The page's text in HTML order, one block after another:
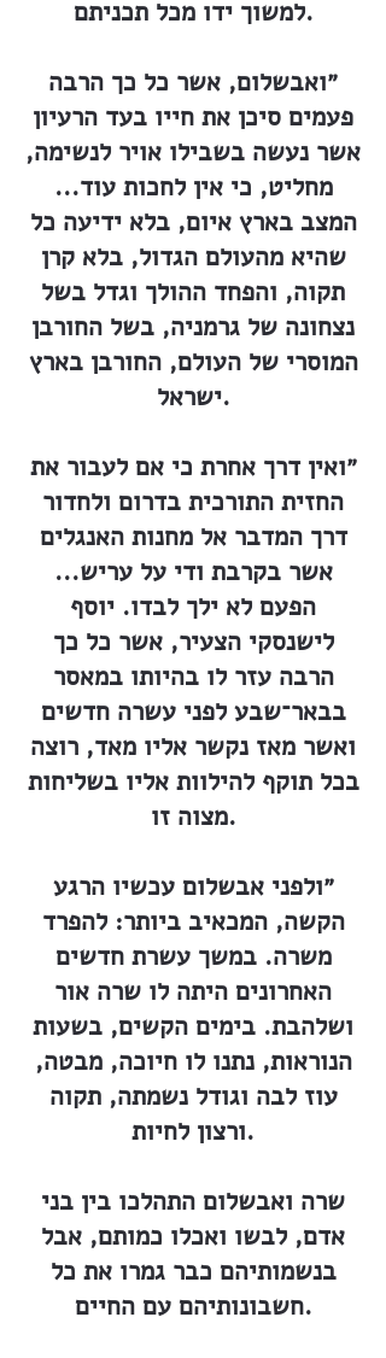
למשוך ידו מכל תכניתם.
״ואבשלום, אשר כל כך הרבה
פעמים סיכן את חייו בעד הרעיון
אשר נעשה בשבילו אויר לנשימה,
מחליט, כי אין לחכות עוד...
המצב בארץ איום, בלא ידיעה כל
שהיא מהעולם הגדול, בלא קרן
תקוה, והפחד ההולך וגדל בשל
נצחונה של גרמניה, בשל החורבן
המוסרי של העולם, החורבן בארץ
ישראל.
״ואין דרך אחרת כי אם לעבור את
החזית התורכית בדרום ולחדור
דרך המדבר אל מחנות האנגלים
אשר בקרבת ודי על עריש...
הפעם לא ילך לבדו. יוסף
לישנסקי הצעיר, אשר כל כך
הרבה עזר לו בהיותו במאסר
בבאר־שבע לפני עשרה חדשים
ואשר מאז נקשר אליו מאד, רוצה
בכל תוקף להילוות אליו בשליחות
מצוה זו.
״ולפני אבשלום עכשיו הרגע
הקשה, המכאיב ביותר: להפרד
משרה. במשך עשרת חדשים
האחרונים היתה לו שרה אור
ושלהבת. בימים הקשים, בשעות
הנוראות, נתנו לו חיוכה, מבטה,
עוז לבה וגודל נשמתה, תקוה
ורצון לחיות.
שרה ואבשלום התהלכו בין בני
אדם, לבשו ואכלו כמותם, אבל
בנשמותיהם כבר גמרו את כל
חשבונותיהם עם החיים.